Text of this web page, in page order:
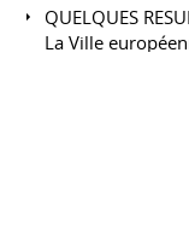
QUELQUES
La Ville